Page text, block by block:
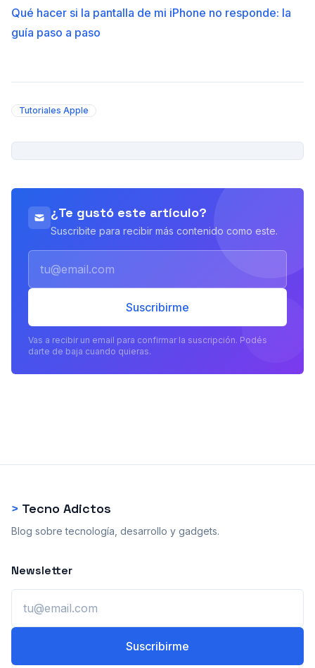
Qué hacer si la pantalla de mi iPhone no responde: la
guía paso a paso
Tutoriales Apple
¿Te gustó este artículo?
Suscribite para recibir más contenido como este.
Suscribirme
Vas a recibir un email para confirmar la suscripción. Podés
darte de baja cuando quieras.
> Tecno Adictos
Blog sobre tecnología, desarrollo y gadgets.
Newsletter
Suscribirme